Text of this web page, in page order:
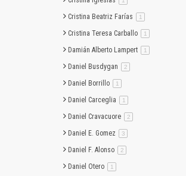
Cristina Beatriz Farías 1
Cristina Teresa Carballo 1
Damián Alberto Lampert 1
Daniel Busdygan 2artículo
Daniel Borrillo 1
Daniel Carceglia 1
Daniel Cravacuore 2artículo
Daniel E. Gomez 3artículo
Daniel F. Alonso 2artículo
Daniel Otero 1